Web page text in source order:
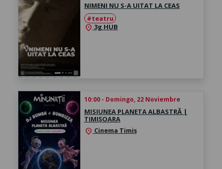
NIMENI NU S-A UITAT LA CEAS
#teatru
location_on3g HUB
10:00 - Domingo, 22 Noviembre
MISIUNEA PLANETA ALBASTRĂ |
TIMIȘOARA
location_on Cinema Timiș